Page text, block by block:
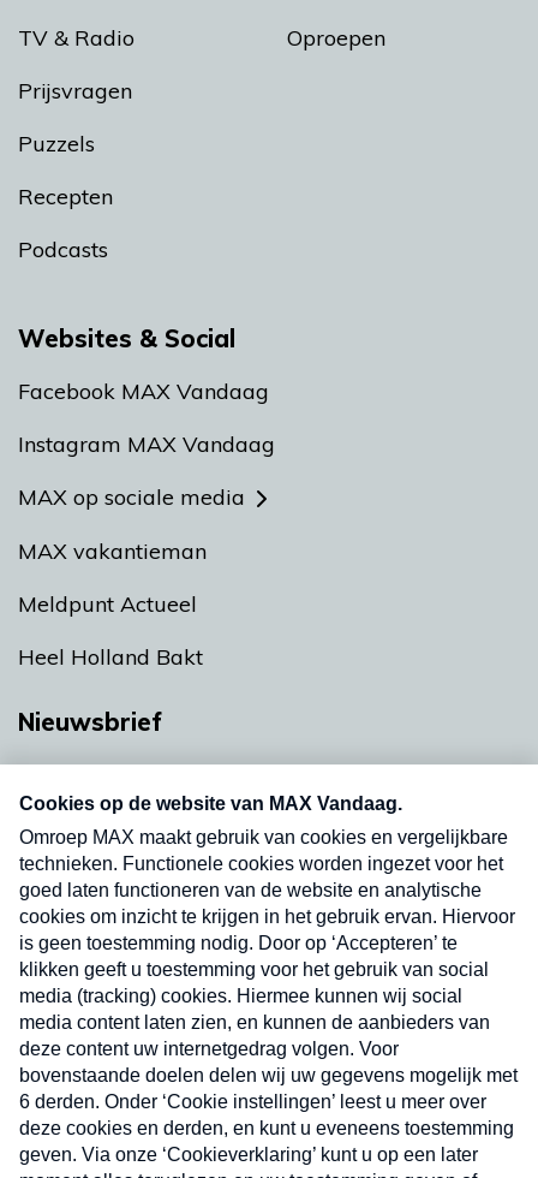
TV & Radio
Prijsvragen
Puzzels
Recepten
Podcasts
Oproepen
Websites & Social
Facebook MAX Vandaag
Instagram MAX Vandaag
MAX op sociale media
MAX vakantieman
Meldpunt Actueel
Heel Holland Bakt
Nieuwsbrief
nieuwsbrief. Elke vrijdag- en dinsdagochtend in
uw mailbox.
Verzend
Nieuwsbrief
Neem hier een gratis abonnement op onze